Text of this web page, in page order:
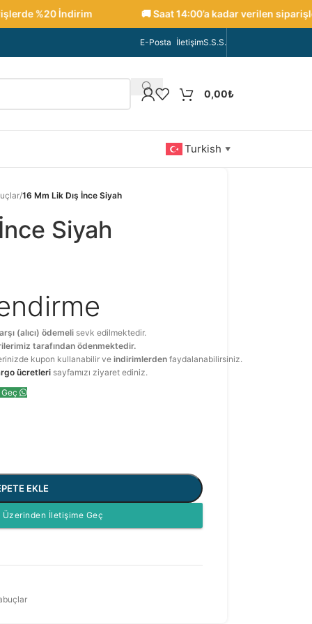
%20 İndirim 🚚 Saat 14:00’a kadar verilen
E-Posta İletişimS.S.S.
0,00₺
Turkish ▼
/16 Mm Lik Dış İnce Siyah
Siyah
(alıcı) ödemeli sevk edilmektedir.
tarafından ödenmektedir.
kupon kullanabilir veindirimlerden faydalanabilirsiniz.
ücretleri sayfamızı ziyaret ediniz.
Geç
EKLE
Üzerinden İletişime Geç